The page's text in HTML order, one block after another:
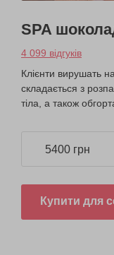
SPA
4 099 відгуків
Клієнти вирушать
складається з
тіла, а також
5400 грн
Купити для